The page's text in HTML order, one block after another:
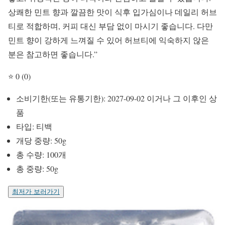
상쾌한 민트 향과 깔끔한 맛이 식후 입가심이나 데일리 허브
티로 적합하며, 커피 대신 부담 없이 마시기 좋습니다. 다만
민트 향이 강하게 느껴질 수 있어 허브티에 익숙하지 않은
분은 참고하면 좋습니다.”
⭐ 0 (0)
소비기한(또는 유통기한): 2027-09-02 이거나 그 이후인 상
품
타입: 티백
개당 중량: 50g
총 수량: 100개
총 중량: 50g
최저가 보러가기